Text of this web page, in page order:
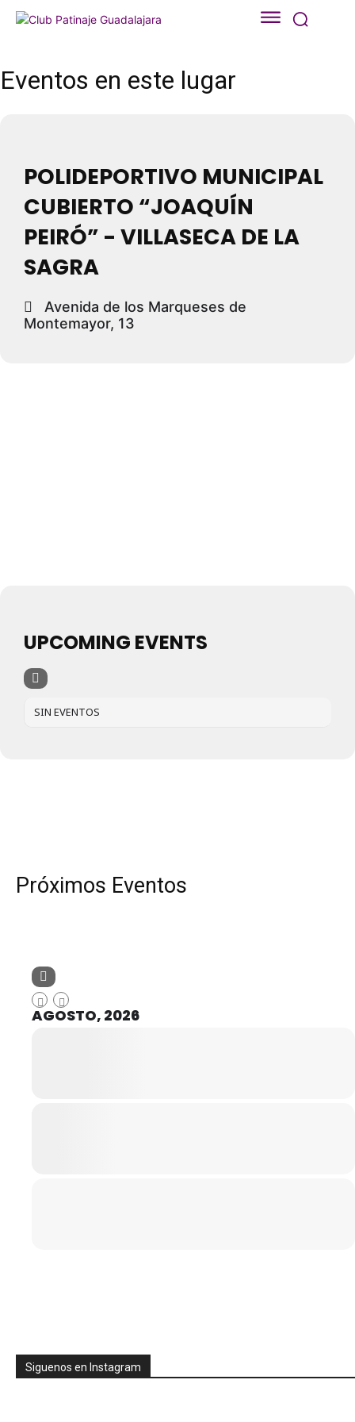
Eventos en este lugar
POLIDEPORTIVO MUNICIPAL
CUBIERTO “JOAQUÍN
PEIRÓ” - VILLASECA DE LA
SAGRA
Avenida de los Marqueses de
Montemayor, 13
UPCOMING EVENTS
SIN EVENTOS
Próximos Eventos
AGOSTO, 2026
Siguenos en Instagram